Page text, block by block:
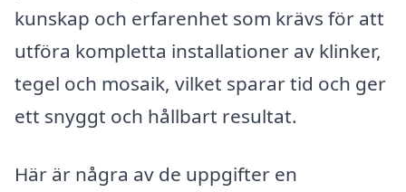
kunskap och erfarenhet som krävs för att
utföra kompletta installationer av klinker,
tegel och mosaik, vilket sparar tid och ger
ett snyggt och hållbart resultat.
Här är några av de uppgifter en